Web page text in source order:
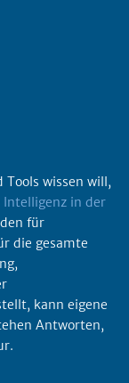
wissen will,
Intelligenz in der
für
die gesamte
kann eigene
Antworten,